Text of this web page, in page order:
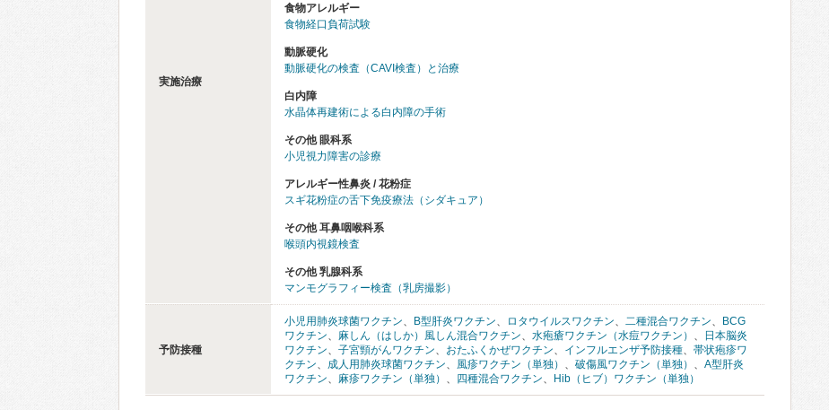
実施治療
食物アレルギー
食物経口負荷試験
動脈硬化
動脈硬化の検査（CAVI検査）と治療
白内障
水晶体再建術による白内障の手術
その他 眼科系
小児視力障害の診療
アレルギー性鼻炎 / 花粉症
スギ花粉症の舌下免疫療法（シダキュア）
その他 耳鼻咽喉科系
喉頭内視鏡検査
その他 乳腺科系
マンモグラフィー検査（乳房撮影）
予防接種
小児用肺炎球菌ワクチン、 B型肝炎ワクチン、 ロタウイルスワクチン、 二種混合ワクチン、
BCG
ワクチン、 麻しん（はしか）風しん混合ワクチン、 水疱瘡ワクチン（水痘ワクチン） 、
日本脳炎
ワクチン、 子宮頸がんワクチン、 おたふくかぜワクチン、 インフルエンザ予防接種、 帯状疱疹ワ
クチン、 成人用肺炎球菌ワクチン、 風疹ワクチン（単独） 、 破傷風ワクチン（単独） 、 A型肝炎
ワクチン、 麻疹ワクチン（単独） 、 四種混合ワクチン、 Hib（ヒブ）ワクチン（単独）